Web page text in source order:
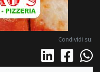
Condividi su: